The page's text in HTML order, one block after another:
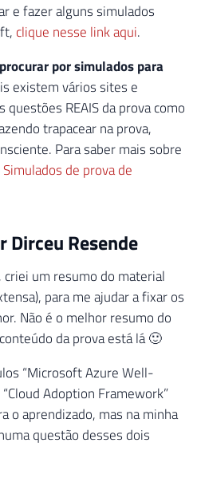
e fazer alguns simulados
clique nesse link aqui.
por simulados para
existem vários sites e
REAIS da prova como
trapacear na prova,
Para saber mais sobre
Simulados de prova de
Resende
um resumo do material
para me ajudar a fixar os
Não é o melhor resumo do
da prova está lá 🙂
“Microsoft Azure Well-
Adoption Framework”
o aprendizado, mas na minha
questão desses dois